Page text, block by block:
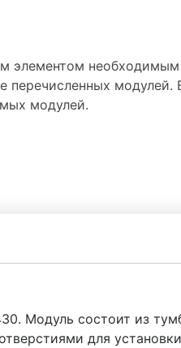
элементом
модулей.
модулей.
Модуль состоит из
для